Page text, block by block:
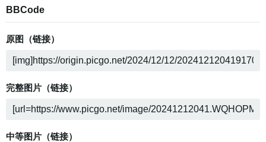
BBCode
原图（链接）
完整图片（链接）
中等图片（链接）